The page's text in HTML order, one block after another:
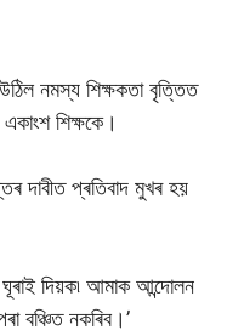
নমস্য শিক্ষকতা বৃত্তিত
শিক্ষকে।
দাবীত প্ৰতিবাদ মুখৰ হয়
দিয়ক৷ আমাক আন্দোলন
বঞ্চিত নকৰিব।’